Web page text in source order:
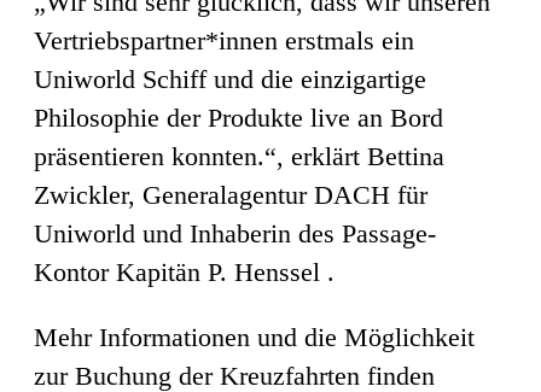
Vertriebspartner*innen erstmals ein
Uniworld Schiff und die einzigartige
Philosophie der Produkte live an Bord
präsentieren konnten.“, erklärt Bettina
Zwickler, Generalagentur DACH für
Uniworld und Inhaberin des Passage-
Kontor Kapitän P. Henssel .
Mehr Informationen und die Möglichkeit
zur Buchung der Kreuzfahrten finden